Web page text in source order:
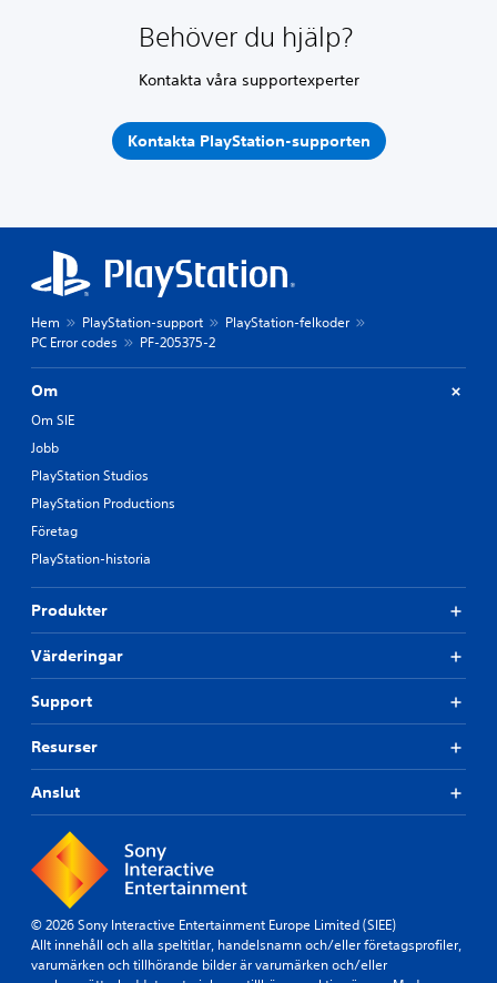
Behöver du hjälp?
Kontakta våra supportexperter
Kontakta PlayStation-supporten
Hem PlayStation-support
PlayStation-felkoder
PC Error codes
PF-205375-2
Om
Om SIE
Jobb
PlayStation Studios
PlayStation Productions
Företag
PlayStation-historia
Produkter
Värderingar
Support
Resurser
Anslut
© 2026 Sony Interactive Entertainment Europe Limited (SIEE)
Allt innehåll och alla speltitlar, handelsnamn och/eller företagsprofiler,
varumärken och tillhörande bilder är varumärken och/eller